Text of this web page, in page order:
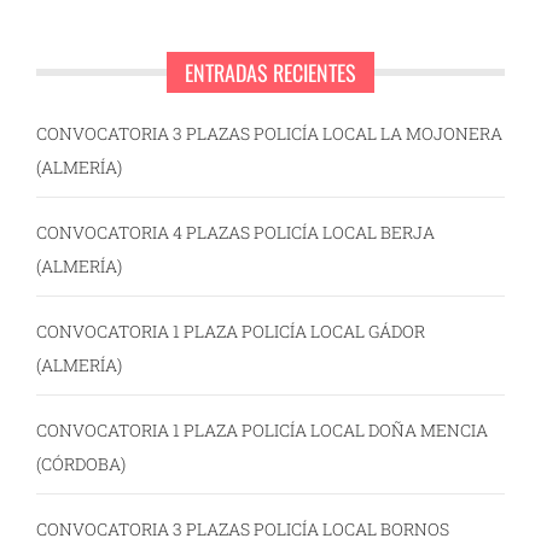
ENTRADAS RECIENTES
CONVOCATORIA 3 PLAZAS POLICÍA LOCAL LA MOJONERA
(ALMERÍA)
CONVOCATORIA 4 PLAZAS POLICÍA LOCAL BERJA
(ALMERÍA)
CONVOCATORIA 1 PLAZA POLICÍA LOCAL GÁDOR
(ALMERÍA)
CONVOCATORIA 1 PLAZA POLICÍA LOCAL DOÑA MENCIA
(CÓRDOBA)
CONVOCATORIA 3 PLAZAS POLICÍA LOCAL BORNOS